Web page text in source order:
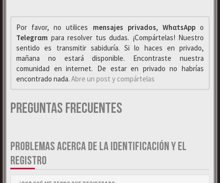
Por favor, no utilices mensajes privados, WhαtsAppo
Telegrαm para resolver tus dudas. ¡Compártelas! Nuestro
sentido es transmitir sabiduría. Si lo haces en privado,
mañana no estará disponible. Encontraste nuestra
comunidad en internet. De estar en privado no habrías
encontrado nada. Abre un post y compártelas
Preguntas Frecuentes
PROBLEMAS ACERCA DE LA IDENTIFICACIÓN Y EL
REGISTRO